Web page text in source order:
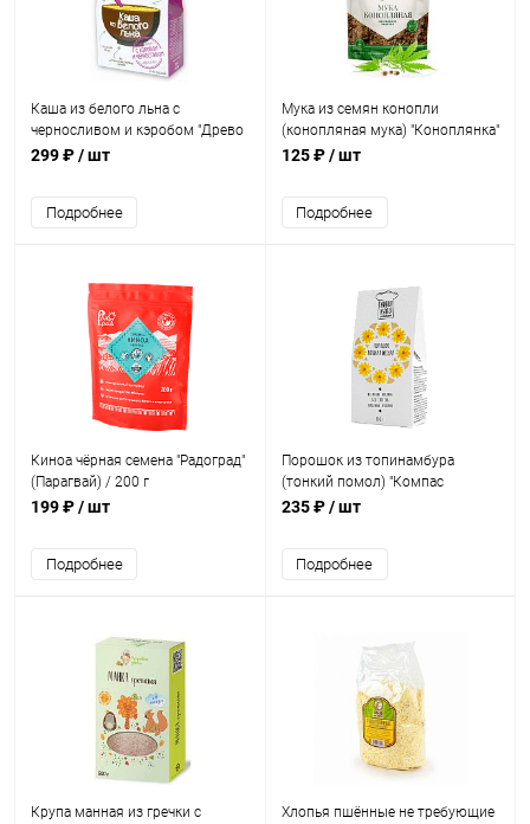
Каша из белого льна с
черносливом и кэробом "Древо
Жизни" / 250 г
299 ₽/ шт
Подробнее
Мука из семян конопли
(конопляная мука) "Коноплянка"
/ 300 г
125 ₽/ шт
Подробнее
Киноа чёрная семена "Радоград"
(Парагвай) / 200 г
199 ₽/ шт
Подробнее
Порошок из топинамбура
(тонкий помол) "Компас
Здоровья" / 150 г
235 ₽/ шт
Подробнее
Крупа манная из гречки с
Хлопья пшённые не требующие